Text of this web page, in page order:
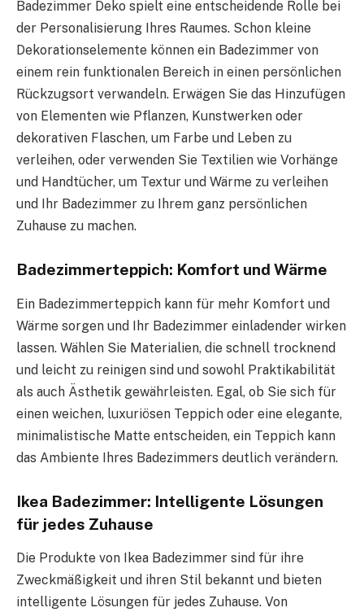
Badezimmer Deko spielt eine entscheidende Rolle bei
der Personalisierung Ihres Raumes. Schon kleine
Dekorationselemente können ein Badezimmer von
einem rein funktionalen Bereich in einen persönlichen
Rückzugsort verwandeln. Erwägen Sie das Hinzufügen
von Elementen wie Pflanzen, Kunstwerken oder
dekorativen Flaschen, um Farbe und Leben zu
verleihen, oder verwenden Sie Textilien wie Vorhänge
und Handtücher, um Textur und Wärme zu verleihen
und Ihr Badezimmer zu Ihrem ganz persönlichen
Zuhause zu machen.
Badezimmerteppich: Komfort und Wärme
Ein Badezimmerteppich kann für mehr Komfort und
Wärme sorgen und Ihr Badezimmer einladender wirken
lassen. Wählen Sie Materialien, die schnell trocknend
und leicht zu reinigen sind und sowohl Praktikabilität
als auch Ästhetik gewährleisten. Egal, ob Sie sich für
einen weichen, luxuriösen Teppich oder eine elegante,
minimalistische Matte entscheiden, ein Teppich kann
das Ambiente Ihres Badezimmers deutlich verändern.
Ikea Badezimmer: Intelligente Lösungen
für jedes Zuhause
Die Produkte von Ikea Badezimmer sind für ihre
Zweckmäßigkeit und ihren Stil bekannt und bieten
intelligente Lösungen für jedes Zuhause. Von